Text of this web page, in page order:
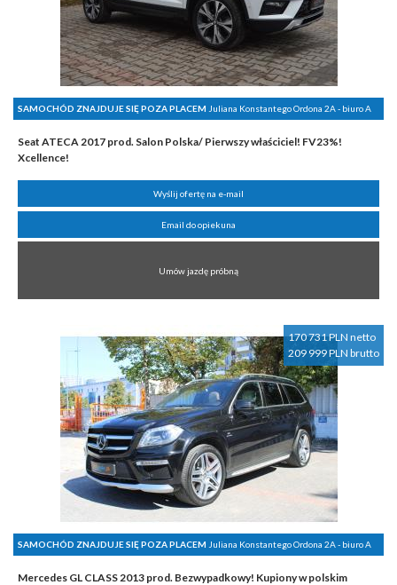
SAMOCHÓD ZNAJDUJE SIĘ POZA PLACEM Juliana Konstantego Ordona 2A - biuro A
Seat ATECA 2017 prod. Salon Polska/ Pierwszy właściciel! FV23%!
Xcellence!
Wyślij ofertę na e-mail
Email do opiekuna
Umów jazdę próbną
170 731 PLN netto
209 999 PLN brutto
SAMOCHÓD ZNAJDUJE SIĘ POZA PLACEM Juliana Konstantego Ordona 2A - biuro A
Mercedes GL CLASS 2013 prod. Bezwypadkowy! Kupiony w polskim